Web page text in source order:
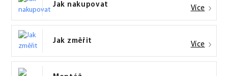
Jak nakupovat Více
Jak změřit Více